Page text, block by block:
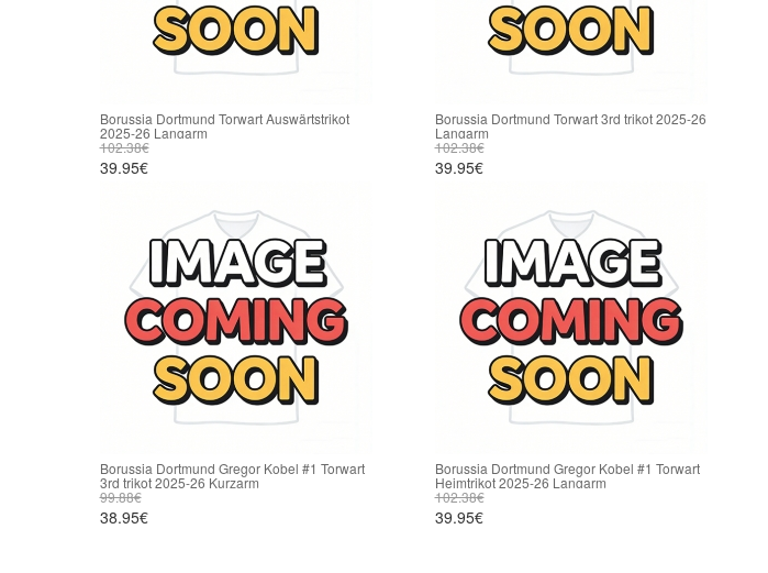
Borussia Dortmund Torwart Auswärtstrikot
2025-26 Langarm
102.38€
39.95€
Borussia Dortmund Torwart 3rd trikot 2025-26
Langarm
102.38€
39.95€
Borussia Dortmund Gregor Kobel #1 Torwart
3rd trikot 2025-26 Kurzarm
99.88€
38.95€
Borussia Dortmund Gregor Kobel #1 Torwart
Heimtrikot 2025-26 Langarm
102.38€
39.95€